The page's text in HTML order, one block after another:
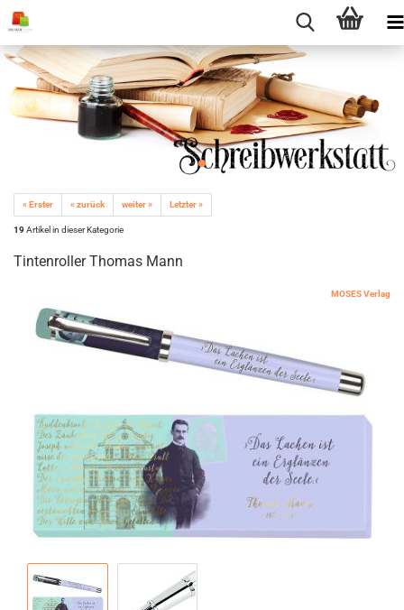
« Erster « zurück weiter » Letzter »
19Artikel in dieser Kategorie
Tintenroller Thomas Mann
MOSES Verlag